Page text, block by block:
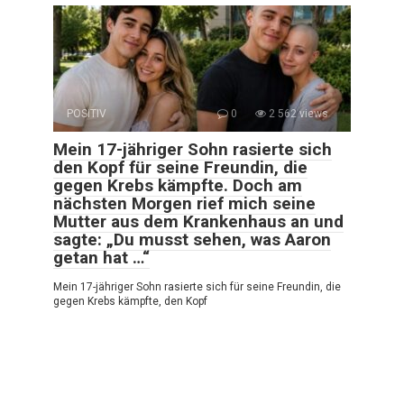
POSITIV 0 2 562 views
Mein 17-jähriger Sohn rasierte sich
den Kopf für seine Freundin, die
gegen Krebs kämpfte. Doch am
nächsten Morgen rief mich seine
Mutter aus dem Krankenhaus an und
sagte: „Du musst sehen, was Aaron
getan hat …“
Mein 17-jähriger Sohn rasierte sich für seine Freundin, die
gegen Krebs kämpfte, den Kopf